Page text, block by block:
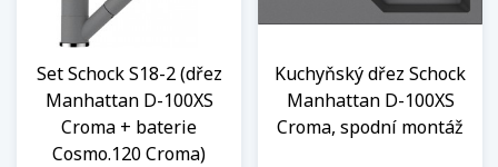
Set Schock S18-2 (dřez
Manhattan D-100XS
Croma + baterie
Cosmo.120 Croma)
Kuchyňský dřez Schock
Manhattan D-100XS
Croma, spodní montáž